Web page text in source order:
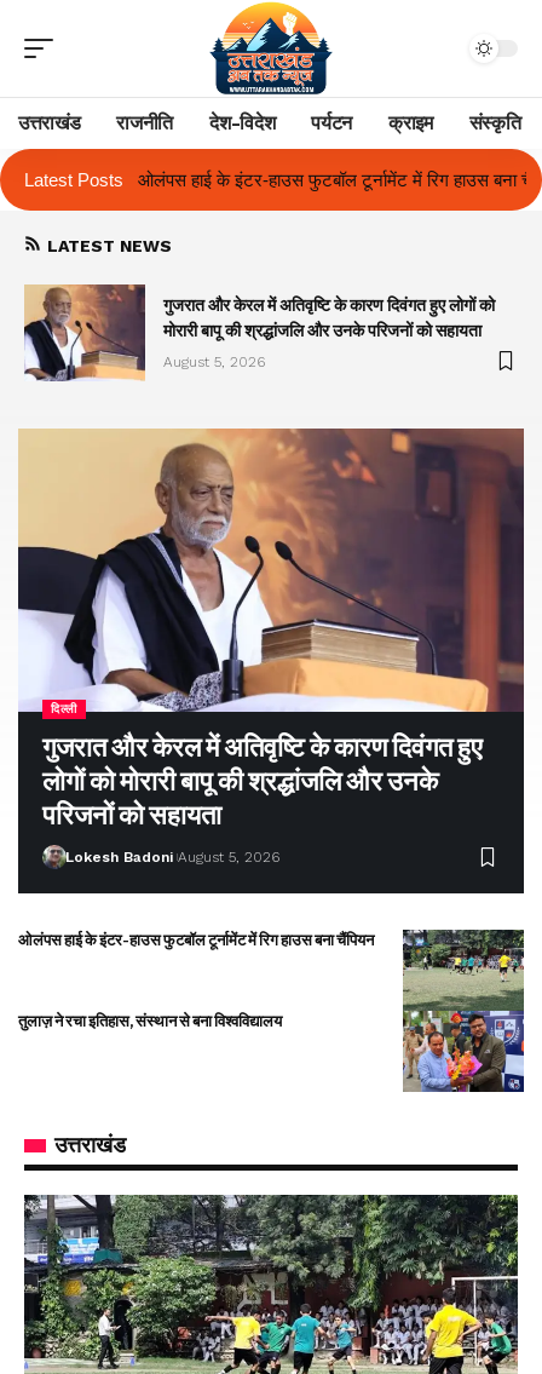
उत्तराखंड राजनीति देश-विदेश पर्यटन क्राइम संस्कृति
Latest Posts
फुटबॉल टूर्नामेंट में रिग हाउस बना चैंपियन तुलाज़ ने रचा इतिहास, संस्थान से
LATEST NEWS
गुजरात और केरल में अतिवृष्टि के कारण दिवंगत हुए लोगों को
मोरारी बापू की श्रद्धांजलि और उनके परिजनों को सहायता
August 5, 2026
दिल्ली
गुजरात और केरल में अतिवृष्टि के कारण दिवंगत हुए
लोगों को मोरारी बापू की श्रद्धांजलि और उनके
परिजनों को सहायता
Lokesh Badoni August 5, 2026
ओलंपस हाई के इंटर-हाउस फुटबॉल टूर्नामेंट में रिग हाउस बना चैंपियन
तुलाज़ ने रचा इतिहास, संस्थान से बना विश्वविद्यालय
उत्तराखंड